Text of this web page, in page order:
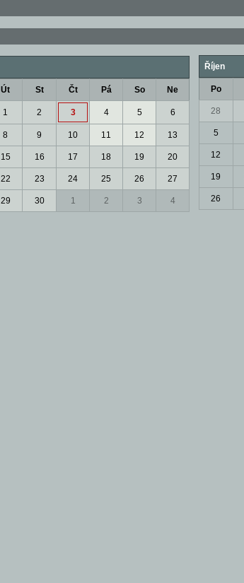
Út St Čt Pá So Ne
1 2 3 4 5 6
8 9 10 11 12 13
15 16 17 18 19 20
22 23 24 25 26 27
29 30 1 2 3 4
Říjen
Po
28
5
12
19
26